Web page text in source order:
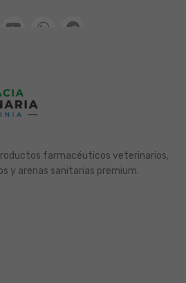
farmacéuticos veterinarios,
y arenas sanitarias premium.